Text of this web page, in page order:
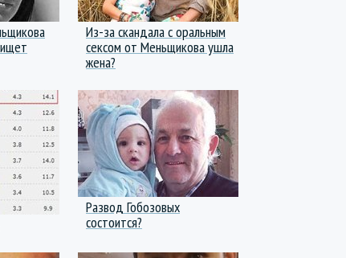
Из-за скандала с оральным
сексом от Меньщикова ушла
жена?
Развод Гобозовых
состоится?